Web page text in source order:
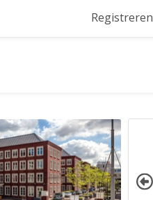
Registreren